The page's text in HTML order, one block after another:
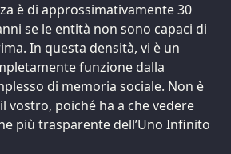
è di approssimativamente 30
se le entità non sono capaci di
In questa densità, vi è un
funzione dalla
di memoria sociale. Non è
vostro, poiché ha a che vedere
più trasparente dell’Uno Infinito